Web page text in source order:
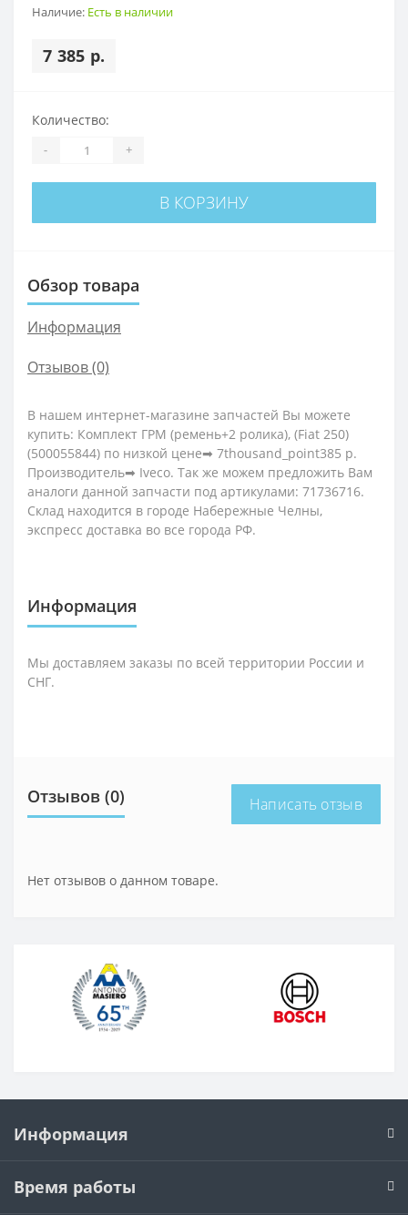
Наличие: Есть в наличии
7 385 р.
Количество:
- +
В КОРЗИНУ
Обзор товара
Информация
Отзывов (0)
В нашем интернет-магазине запчастей Вы можете
купить: Комплект ГРМ (ремень+2 ролика), (Fiat 250)
(500055844) по низкой цене➡ 7thousand_point385 р.
Производитель➡ Iveco. Так же можем предложить Вам
аналоги данной запчасти под артикулами: 71736716.
Склад находится в городе Набережные Челны,
экспресс доставка во все города РФ.
Информация
Мы доставляем заказы по всей территории России и
СНГ.
Отзывов (0) Написать отзыв
Нет отзывов о данном товаре.
Информация
Время работы